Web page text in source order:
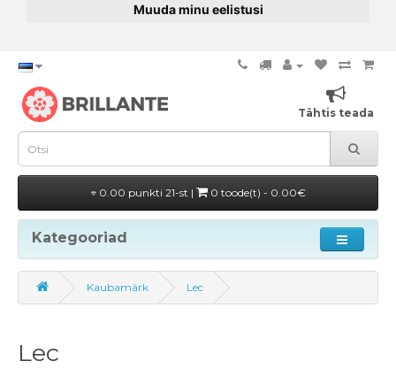
Muuda minu eelistusi
Tähtis teada
0.00 punkti 21-st | 0 toode(t) - 0.00€
Kategooriad
Kaubamärk Lec
Lec